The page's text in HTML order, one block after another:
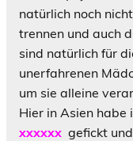
natürlich noch
trennen und auch
sind natürlich für
unerfahrenen
um sie alleine
Hier in Asien habe
xxxxxx gefickt